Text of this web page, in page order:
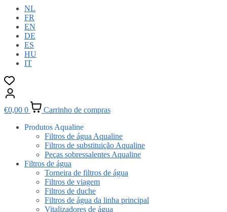
NL
FR
EN
DE
ES
HU
IT
€0,00 0
Carrinho de compras
Produtos Aqualine
Filtros de água Aqualine
Filtros de substituição Aqualine
Peças sobressalentes Aqualine
Filtros de água
Torneira de filtros de água
Filtros de viagem
Filtros de duche
Filtros de água da linha principal
Vitalizadores de água